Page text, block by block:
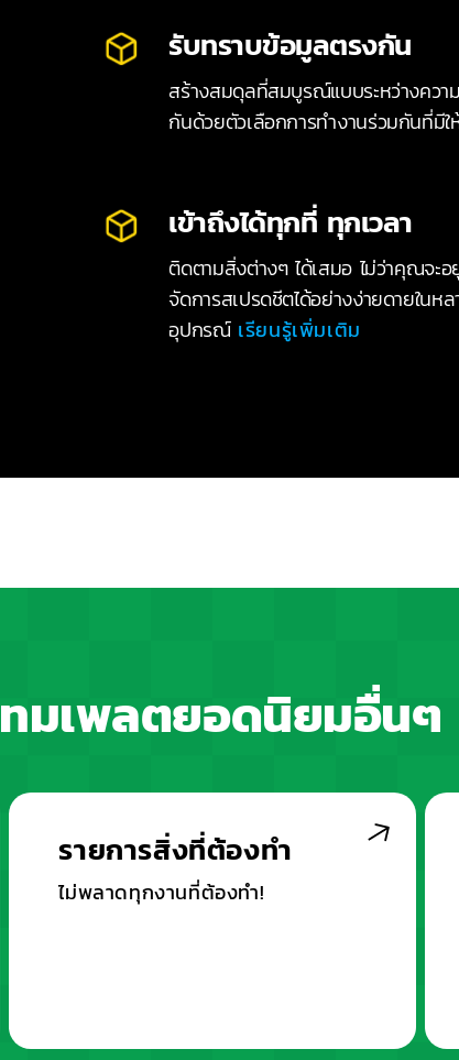
รับทราบข้อมูลตรงกัน
สร้างสมดุลที่สมบูรณ์แบบระหว่างควา
กันด้วยตัวเลือกการทำงานร่วมกันที่มี
เข้าถึงได้ทุกที่ ทุกเวลา
ติดตามสิ่งต่างๆ ได้เสมอ ไม่ว่าคุณจะ
จัดการสเปรดชีตได้อย่างง่ายดายใน
อุปกรณ์ เรียนรู้เพิ่มเติม
ทมเพลตยอดนิยมอื่นๆ
รายการสิ่งที่ต้องทำ
ไม่พลาดทุกงานที่ต้องทำ!